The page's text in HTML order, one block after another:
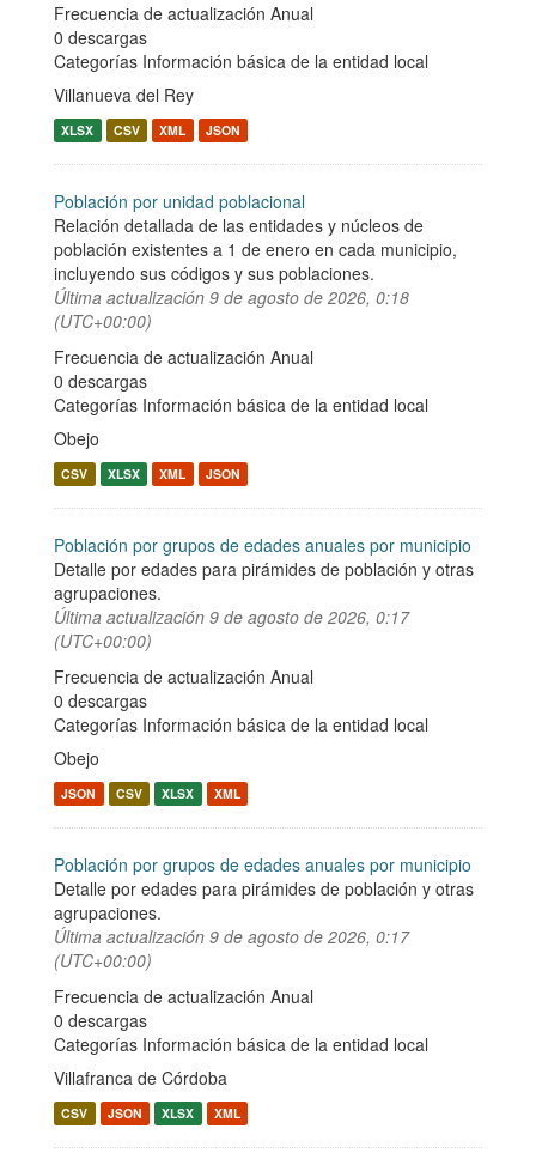
Frecuencia de actualización Anual
0 descargas
Categorías Información básica de la entidad local
Villanueva del Rey
XLSX CSV XML JSON
Población por unidad poblacional
Relación detallada de las entidades y núcleos de
población existentes a 1 de enero en cada municipio,
incluyendo sus códigos y sus poblaciones.
Última actualización 9 de agosto de 2026, 0:18
(UTC+00:00)
Frecuencia de actualización Anual
0 descargas
Categorías Información básica de la entidad local
Obejo
CSV XLSX XML JSON
Población por grupos de edades anuales por municipio
Detalle por edades para pirámides de población y otras
agrupaciones.
Última actualización 9 de agosto de 2026, 0:17
(UTC+00:00)
Frecuencia de actualización Anual
0 descargas
Categorías Información básica de la entidad local
Obejo
JSON CSV XLSX XML
Población por grupos de edades anuales por municipio
Detalle por edades para pirámides de población y otras
agrupaciones.
Última actualización 9 de agosto de 2026, 0:17
(UTC+00:00)
Frecuencia de actualización Anual
0 descargas
Categorías Información básica de la entidad local
Villafranca de Córdoba
CSV JSON XLSX XML